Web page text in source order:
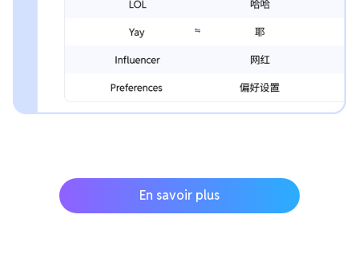
En savoir plus